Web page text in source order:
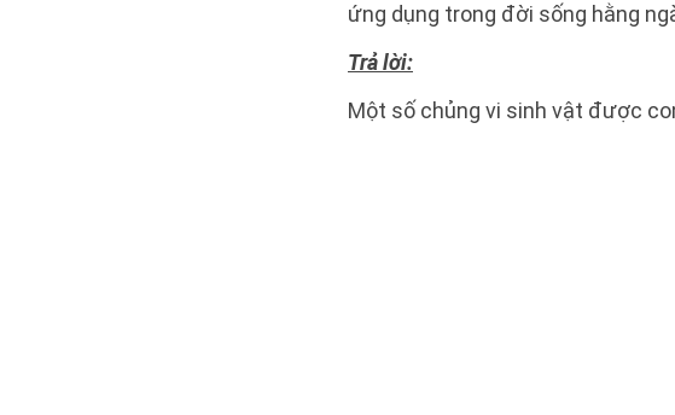
ứng dụng trong đời sống hằng
Trả lời:
Một số chủng vi sinh vật được